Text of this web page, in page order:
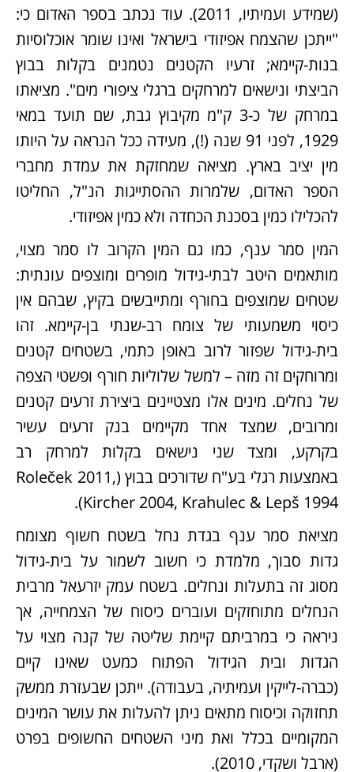
(שמידע ועמיתיו, 2011). עוד נכתב בספר האדום כי:
"ייתכן שהצמח אפיזודי בישראל ואינו שומר אוכלוסיות
בנות-קיימא; זרעיו הקטנים נטמנים בקלות בבוץ
הביצתי ונישאים למרחקים ברגלי ציפורי מים". מציאתו
במרחק של כ-3 ק"מ מקיבוץ גבת, שם תועד במאי
1929, לפני 91 שנה (!), מעידה ככל הנראה על היותו
מין יציב בארץ. מציאה שמחזקת את עמדת מחברי
הספר האדום, שלמרות ההסתייגות הנ"ל, החליטו
להכלילו כמין בסכנת הכחדה ולא כמין אפיזודי.
המין סמר ענף, כמו גם המין הקרוב לו סמר מצוי,
מותאמים היטב לבתי-גידול מופרים ומוצפים עונתית:
שטחים שמוצפים בחורף ומתייבשים בקיץ, שבהם אין
כיסוי משמעותי של צומח רב-שנתי בן-קיימא. זהו
בית-גידול שפזור לרוב באופן כתמי, בשטחים קטנים
ומרוחקים זה מזה – למשל שלוליות חורף ופשטי הצפה
של נחלים. מינים אלו מצטיינים ביצירת זרעים קטנים
ומרובים, שמצד אחד מקיימים בנק זרעים עשיר
בקרקע, ומצד שני נישאים בקלות למרחק רב
באמצעות רגלי בע"ח שדורכים בבוץ (Roleček 2011,
Kircher 2004, Krahulec & Lepš 1994).
מציאת סמר ענף בגדת נחל בשטח חשוף מצומח
גדות סבוך, מלמדת כי חשוב לשמור על בית-גידול
מסוג זה בתעלות ונחלים. בשטח עמק יזרעאל מרבית
הנחלים מתוחזקים ועוברים כיסוח של הצמחייה, אך
ניראה כי במרביתם קיימת שליטה של קנה מצוי על
הגדות ובית הגידול הפתוח כמעט שאינו קיים
(כברה-לייקין ועמיתיה, בעבודה). ייתכן שבעזרת ממשק
תחזוקה וכיסוח מתאים ניתן להעלות את עושר המינים
המקומיים בכלל ואת מיני השטחים החשופים בפרט
(ארבל ושקדי, 2010).